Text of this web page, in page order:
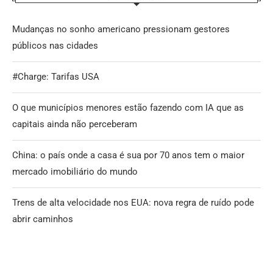
Mudanças no sonho americano pressionam gestores
públicos nas cidades
#Charge: Tarifas USA
O que municípios menores estão fazendo com IA que as
capitais ainda não perceberam
China: o país onde a casa é sua por 70 anos tem o maior
mercado imobiliário do mundo
Trens de alta velocidade nos EUA: nova regra de ruído pode
abrir caminhos